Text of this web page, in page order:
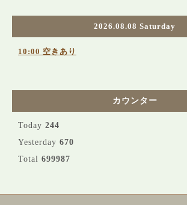
2026.08.08 Saturday
10:00 空きあり
カウンター
Today 244
Yesterday 670
Total 699987